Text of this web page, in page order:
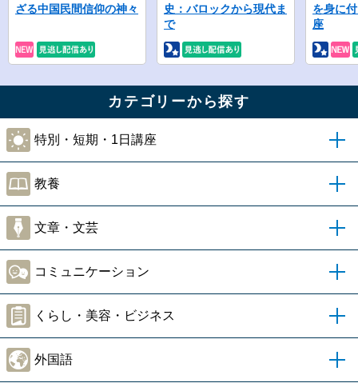
ざる中国民間信仰の神々
史：バロックから現代ま
で
を身に
座
カテゴリーから探す
特別・短期・1日講座
教養
文章・文芸
コミュニケーション
くらし・美容・ビジネス
外国語